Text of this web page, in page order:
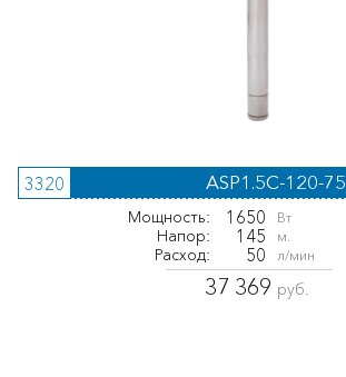
3320 ASP1.5C-120-75
Мощность: 1650 Вт
Напор: 145 м.
Расход: 50 л/мин
37 369 руб.